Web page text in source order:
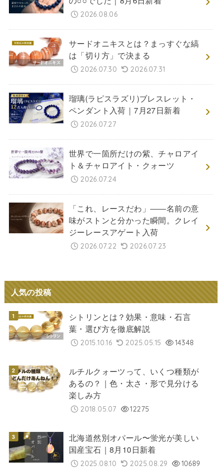
2026.08.06
サードオニキスとは？まっすぐな縞
は「切り方」で決まる
2026.07.30 2026.07.31
瑠璃(ラピスラズリ)ブレスレット・
ペンダント入荷｜7月27日新着
2026.07.27
世界で一箇所だけの紫、チャロアイ
ト＆チャロアイト・クォーツ
2026.07.24
「これ、レースだわ」――名前の意
味がストンと分かった瞬間。クレイ
ジーレースアゲート入荷
2026.07.22 2026.07.23
人気の投稿
シトリンとは？効果・意味・石言
葉・選び方を徹底解説
2015.10.16 2025.05.15 14348
ルチルクォーツって、いくつ種類が
あるの？｜色・太さ・形で見分ける
楽しみ方
2018.05.07 12275
北海道然別オパール〜蛍光が美しい
国産宝石｜8月10日新着
2025.08.10 2025.08.29 10689